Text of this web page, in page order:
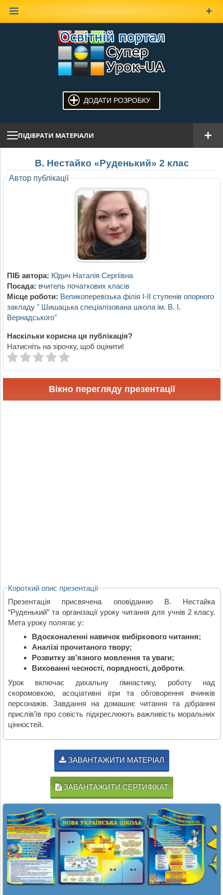
ДОДАТИ РОЗРОБКУ
ПІДІБРАТИ МАТЕРІАЛИ
В. Нестайко «Руденький» 2 клас
Автор публікації
ПІБ автора: Юдич Наталія Сергіївна
Посада: вчитель початкових класів
Місце роботи: Великоперевізька філія І-ІІ ступенів опорного
закладу " Шишацька спеціалізована школа ім. В. І.
Вернадського"
Наскільки корисна ця публікація?
Натисніть на зірочку, щоб оцінити!
Вікно перегляду презентації
Короткий опис презентації
Презентація присвячена оповіданню В. Нестайка
“Руденький” та організації уроку читання для учнів 2 класу.
Мета уроку полягає у:
Вдосконаленні навичок вибіркового читання;
Аналізі прочитаного твору;
Розвитку зв’язного мовлення та уваги;
Вихованні чесності, порядності, доброти.
Урок включає дихальну гімнастику, роботу над
скоромовкою, асоціативні ігри та обговорення вчинків
персонажів. Завдання на домашнє читання та дібрання
прислів’їв про совість підкреслюють важливість моральних
цінностей.
ЗАВАНТАЖИТИ МАТЕРІАЛ
ЗАВАНТАЖИТИ СЕРТИФІКАТ